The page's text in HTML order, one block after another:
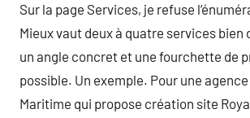
Sur la page Services, je refuse
Mieux vaut deux à quatre services bien
un angle concret et une fourchette de
possible. Un exemple. Pour une
Maritime qui propose création site